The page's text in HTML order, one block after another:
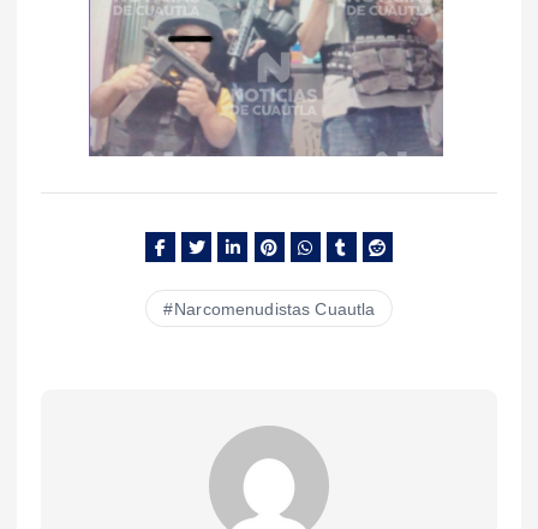
Narcomenudistas Cuautla